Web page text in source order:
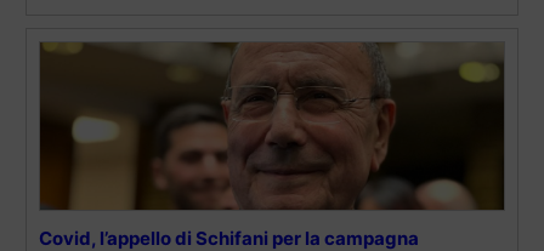
Covid, l’appello di Schifani per la campagna